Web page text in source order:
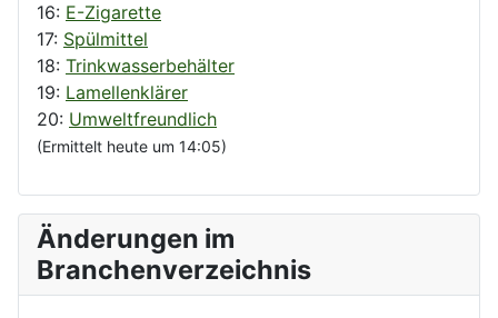
16: E-Zigarette
17: Spülmittel
18: Trinkwasserbehälter
19: Lamellenklärer
20: Umweltfreundlich
(Ermittelt heute um 14:05)
Änderungen im
Branchenverzeichnis